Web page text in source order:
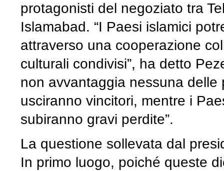
protagonisti del negoziato tra
Islamabad. “I Paesi islamici
attraverso una cooperazione
culturali condivisi”, ha detto
non avvantaggia nessuna delle
usciranno vincitori, mentre i
subiranno gravi perdite”.
La questione sollevata dal
In primo luogo, poiché queste